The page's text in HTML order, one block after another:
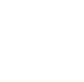
von-
ld.10006607
und